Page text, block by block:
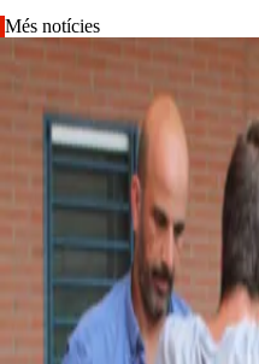
Més notícies